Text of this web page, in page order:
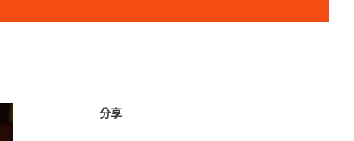
分享